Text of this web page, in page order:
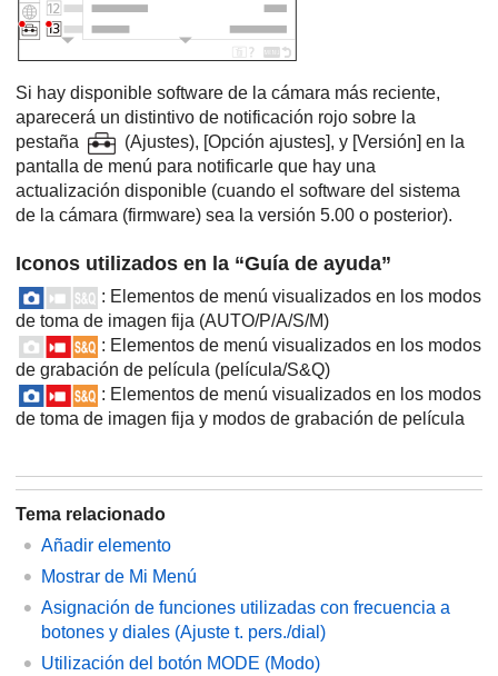
Si hay disponible software de la cámara más reciente,
aparecerá un distintivo de notificación rojo sobre la
pestaña
(Ajustes), [Opción ajustes], y [Versión] en la
pantalla de menú para notificarle que hay una
actualización disponible (cuando el software del sistema
de la cámara (firmware) sea la versión 5.00 o posterior).
Iconos utilizados en la “Guía de ayuda”
: Elementos de menú visualizados en los modos
de toma de imagen fija (AUTO/P/A/S/M)
: Elementos de menú visualizados en los modos
de grabación de película (película/S&Q)
: Elementos de menú visualizados en los modos
de toma de imagen fija y modos de grabación de película
Tema relacionado
Añadir elemento
Mostrar de Mi Menú
Asignación de funciones utilizadas con frecuencia a
botones y diales (Ajuste t. pers./dial )
Utilización del botón MODE (Modo)